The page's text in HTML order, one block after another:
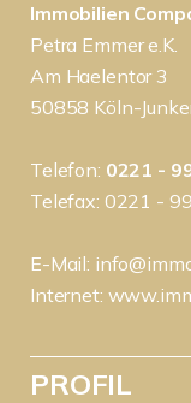
Immobilien
Petra Emmer e.K.
Am Haelentor 3
50858 Köln-
Telefon: 0221 -
Telefax: 0221 -
E-Mail:
Internet:
PROFIL